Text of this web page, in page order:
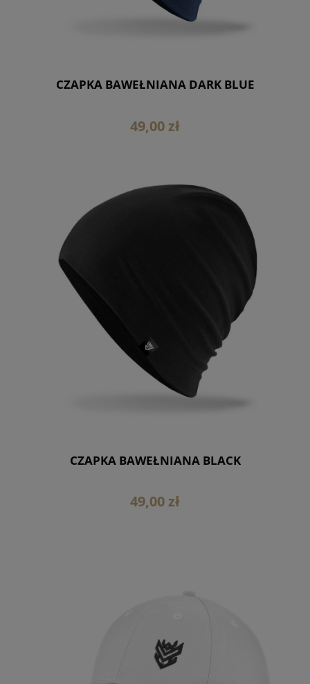
CZAPKA BAWEŁNIANA DARK BLUE
49,00 zł
CZAPKA BAWEŁNIANA BLACK
49,00 zł